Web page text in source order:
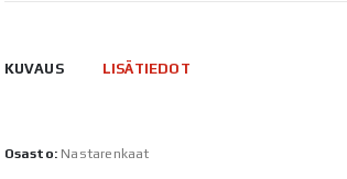
KUVAUS LISÄTIEDOT
Osasto: Nastarenkaat